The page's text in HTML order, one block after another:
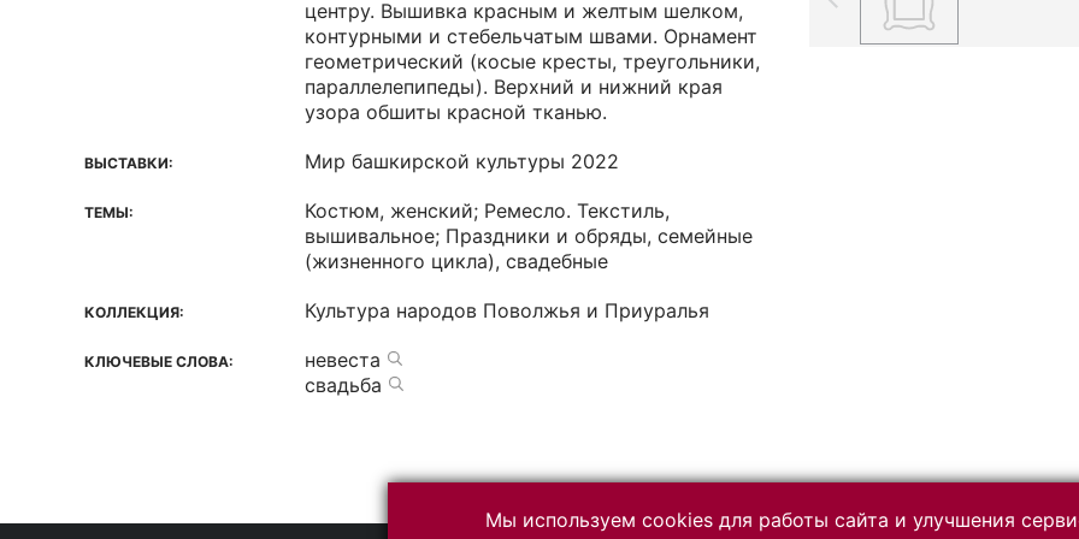
центру. Вышивка красным и желтым шелком,
контурными и стебельчатым швами. Орнамент
геометрический (косые кресты, треугольники,
параллелепипеды). Верхний и нижний края
узора обшиты красной тканью.
ВЫСТАВКИ: Мир башкирской культуры 2022
ТЕМЫ:
Костюм, женский; Ремесло. Текстиль,
вышивальное; Праздники и обряды, семейные
(жизненного цикла), свадебные
КОЛЛЕКЦИЯ: Культура народов Поволжья и Приуралья
КЛЮЧЕВЫЕ СЛОВА:
невеста
свадьба
Мы используем cookies для работы сайта и улучшения